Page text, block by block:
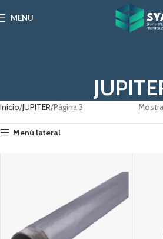
MENU
Inicio JUPITER Página 3
Menú lateral